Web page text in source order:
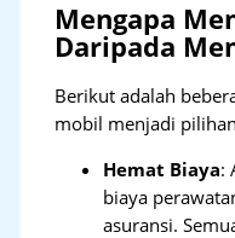
Mengapa
Daripada
Berikut adalah
mobil menjadi
Hemat Biaya:
biaya
asuransi.